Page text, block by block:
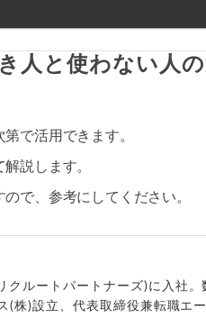
人と使わない人
で活用できます。
説します。
で、参考にしてください。
クルートパートナーズ)に入社。
(株)設立、代表取締役兼転職エ